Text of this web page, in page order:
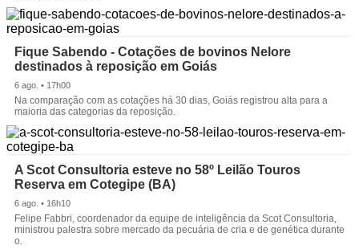
Fique Sabendo - Cotações de bovinos Nelore
destinados à reposição em Goiás
6 ago. • 17h00
Na comparação com as cotações há 30 dias, Goiás registrou alta para a
maioria das categorias da reposição.
A Scot Consultoria esteve no 58º Leilão Touros
Reserva em Cotegipe (BA)
6 ago. • 16h10
Felipe Fabbri, coordenador da equipe de inteligência da Scot Consultoria,
ministrou palestra sobre mercado da pecuária de cria e de genética durante
o.